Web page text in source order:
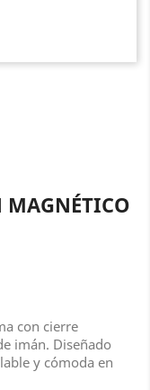
MAGNÉTICO
con cierre
imán. Diseñado
y cómoda en